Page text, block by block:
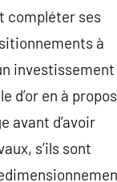
compléter ses
à
investissement
d’or en à propos
avant d’avoir
s’ils sont